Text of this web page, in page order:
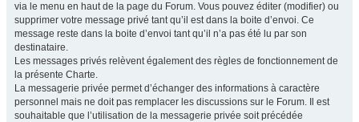
via le menu en haut de la page du Forum. Vous pouvez éditer (modifier) ou
supprimer votre message privé tant qu’il est dans la boite d’envoi. Ce
message reste dans la boite d’envoi tant qu’il n’a pas été lu par son
destinataire.
Les messages privés relèvent également des règles de fonctionnement de
la présente Charte.
La messagerie privée permet d’échanger des informations à caractère
personnel mais ne doit pas remplacer les discussions sur le Forum. Il est
souhaitable que l’utilisation de la messagerie privée soit précédée